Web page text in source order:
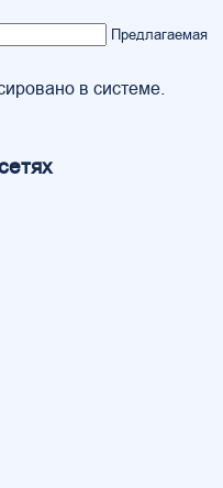
Предлагаемая
в системе.